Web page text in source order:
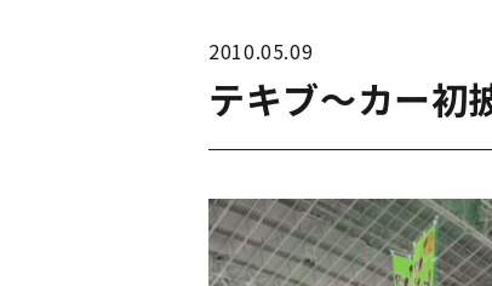
2010.05.09
テキブ～カー初